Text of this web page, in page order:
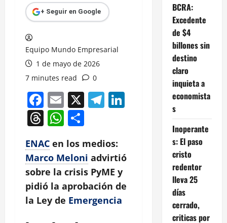
+ Seguir en Google
Equipo Mundo Empresarial
1 de mayo de 2026
7 minutes read
0
Facebook
Email
X Telegram
LinkedIn
Threads
WhatsApp
ENAC en los medios:
Marco Meloni advirtió
sobre la crisis PyME y
pidió la aprobación de
la Ley de Emergencia
BCRA:
Excedente
de $4
billones sin
destino
claro
inquieta a
economista
s
Inoperante
s: El paso
cristo
redentor
lleva 25
días
cerrado,
criticas por